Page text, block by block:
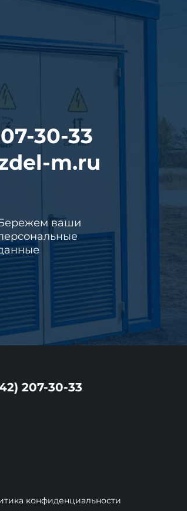
30-33
m.ru
ваши
207-30-33
конфиденциальности